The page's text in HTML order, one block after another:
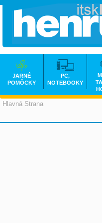
Hlavná Strana
JARNÉ
POMÔCKY
PC,
NOTEBOOKY